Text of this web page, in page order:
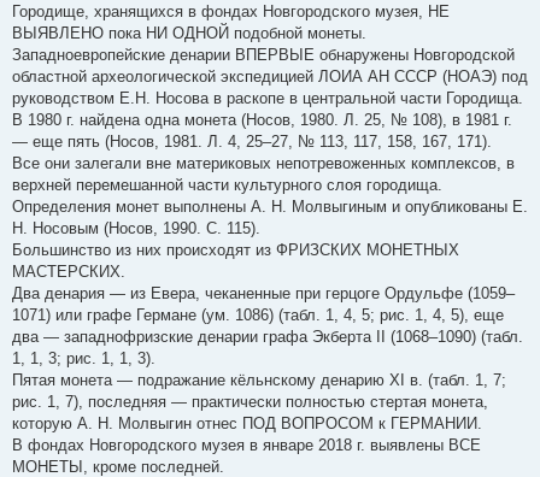
Городище, хранящихся в фондах Новгородского музея, НЕ
ВЫЯВЛЕНО пока НИ ОДНОЙ подобной монеты.
Западноевропейские денарии ВПЕРВЫЕ обнаружены Новгородской
областной археологической экспедицией ЛОИА АН СССР (НОАЭ) под
руководством Е.Н. Носова в раскопе в центральной части Городища.
В 1980 г. найдена одна монета (Носов, 1980. Л. 25, № 108), в 1981 г.
— еще пять (Носов, 1981. Л. 4, 25–27, № 113, 117, 158, 167, 171).
Все они залегали вне материковых непотревоженных комплексов, в
верхней перемешанной части культурного слоя городища.
Определения монет выполнены А. Н. Молвыгиным и опубликованы Е.
Н. Носовым (Носов, 1990. С. 115).
Большинство из них происходят из ФРИЗСКИХ МОНЕТНЫХ
МАСТЕРСКИХ.
Два денария — из Евера, чеканенные при герцоге Ордульфе (1059–
1071) или графе Германе (ум. 1086) (табл. 1, 4, 5; рис. 1, 4, 5), еще
два — западнофризские денарии графа Экберта II (1068–1090) (табл.
1, 1, 3; рис. 1, 1, 3).
Пятая монета — подражание кёльнскому денарию XI в. (табл. 1, 7;
рис. 1, 7), последняя — практически полностью стертая монета,
которую А. Н. Молвыгин отнес ПОД ВОПРОСОМ к ГЕРМАНИИ.
В фондах Новгородского музея в январе 2018 г. выявлены ВСЕ
МОНЕТЫ, кроме последней.